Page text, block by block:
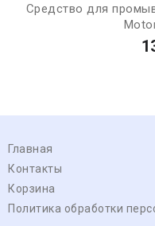
Средство для
Главная
Контакты
Корзина
Политика обработки